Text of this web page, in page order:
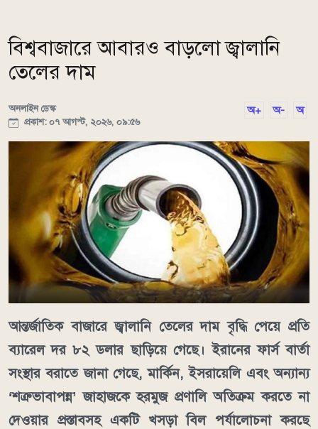
বিশ্ববাজারে আবারও বাড়লো জ্বালানি
তেলের দাম
অনলাইন ডেস্ক
প্রকাশ: ০৭ আগস্ট, ২০২৬, ০৯:৫৬
অ+ অ- অ
আন্তর্জাতিক বাজারে জ্বালানি তেলের দাম বৃদ্ধি পেয়ে প্রতি
ব্যারেল দর ৮২ ডলার ছাড়িয়ে গেছে। ইরানের ফার্স বার্তা
সংস্থার বরাতে জানা গেছে, মার্কিন, ইসরায়েলি এবং অন্যান্য
‘শত্রুভাবাপন্ন’ জাহাজকে হরমুজ প্রণালি অতিক্রম করতে না
দেওয়ার প্রস্তাবসহ একটি খসড়া বিল পর্যালোচনা করছে